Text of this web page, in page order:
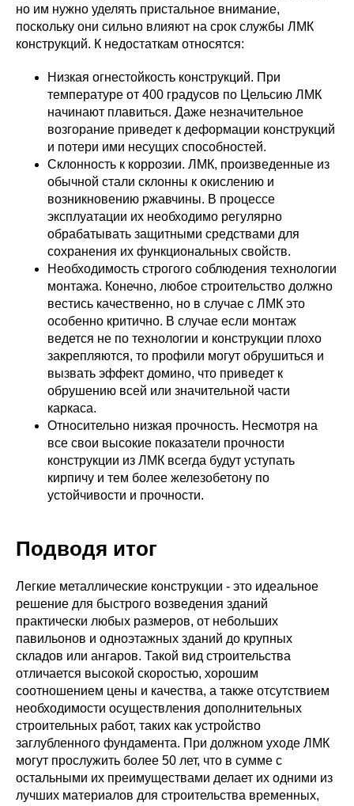
но им нужно уделять пристальное внимание,
поскольку они сильно влияют на срок службы ЛМК
конструкций. К недостаткам относятся:
Низкая огнестойкость конструкций. При
температуре от 400 градусов по Цельсию ЛМК
начинают плавиться. Даже незначительное
возгорание приведет к деформации конструкций
и потери ими несущих способностей.
Склонность к коррозии. ЛМК, произведенные из
обычной стали склонны к окислению и
возникновению ржавчины. В процессе
эксплуатации их необходимо регулярно
обрабатывать защитными средствами для
сохранения их функциональных свойств.
Необходимость строгого соблюдения технологии
монтажа. Конечно, любое строительство должно
вестись качественно, но в случае с ЛМК это
особенно критично. В случае если монтаж
ведется не по технологии и конструкции плохо
закрепляются, то профили могут обрушиться и
вызвать эффект домино, что приведет к
обрушению всей или значительной части
каркаса.
Относительно низкая прочность. Несмотря на
все свои высокие показатели прочности
конструкции из ЛМК всегда будут уступать
кирпичу и тем более железобетону по
устойчивости и прочности.
Подводя итог
Легкие металлические конструкции - это идеальное
решение для быстрого возведения зданий
практически любых размеров, от небольших
павильонов и одноэтажных зданий до крупных
складов или ангаров. Такой вид строительства
отличается высокой скоростью, хорошим
соотношением цены и качества, а также отсутствием
необходимости осуществления дополнительных
строительных работ, таких как устройство
заглубленного фундамента. При должном уходе ЛМК
могут прослужить более 50 лет, что в сумме с
остальными их преимуществами делает их одними из
лучших материалов для строительства временных,